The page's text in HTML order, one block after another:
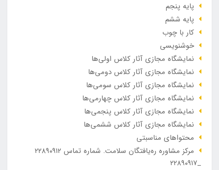
پایه پنجم
پایه ششم
کار با چوب
خوشنویسی
نمایشگاه مجازی آثار کلاس اولی‌ها
نمایشگاه مجازی آثار کلاس دومی‌ها
نمایشگاه مجازی آثار کلاس سومی‌ها
نمایشگاه مجازی آثار کلاس چهارمی‌ها
نمایشگاه مجازی آثار کلاس پنجمی‌ها
نمایشگاه مجازی آثار کلاس ششمی‌ها
محتواهای مناسبتی
مرکز مشاوره ره‌یافتگان سلامت. شماره تماس ۲۲۸۹۰۹۱۲
_۲۲۸۹۰۹۱۷